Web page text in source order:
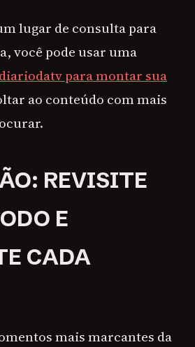
lugar de consulta para
você pode usar uma
diariodatv para montar sua
ao conteúdo com mais
REVISITE
E
CADA
mais marcantes da